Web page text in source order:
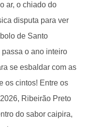
ar, o chiado do
disputa para ver
de Santo
o ano inteiro
se esbaldar com as
os cintos! Entre os
Ribeirão Preto
do sabor caipira,